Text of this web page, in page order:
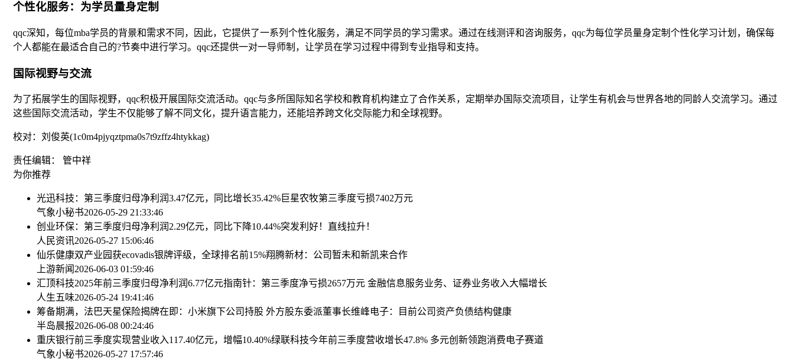
个性化服务：为学员量身定制
qqc深知，每位mba学员的背景和需求不同，因此，它提供了一系列个性化服务，满足不同学员的学习需求。通过在线测评和咨询服务，qqc为每位学员量身定制个性化学习计划，确保每
个人都能在最适合自己的?节奏中进行学习。qqc还提供一对一导师制，让学员在学习过程中得到专业指导和支持。
国际视野与交流
为了拓展学生的国际视野，qqc积极开展国际交流活动。qqc与多所国际知名学校和教育机构建立了合作关系，定期举办国际交流项目，让学生有机会与世界各地的同龄人交流学习。通过
这些国际交流活动，学生不仅能够了解不同文化，提升语言能力，还能培养跨文化交际能力和全球视野。
校对：刘俊英(1c0m4pjyqztpma0s7t9zffz4htykkag)
责任编辑： 管中祥
为你推荐
光迅科技：第三季度归母净利润3.47亿元，同比增长35.42%巨星农牧第三季度亏损7402万元
气象小秘书2026-05-29 21:33:46
创业环保：第三季度归母净利润2.29亿元，同比下降10.44%突发利好！直线拉升！
人民资讯2026-05-27 15:06:46
仙乐健康双产业园获ecovadis银牌评级，全球排名前15%翔腾新材：公司暂未和新凯来合作
上游新闻2026-06-03 01:59:46
汇顶科技2025年前三季度归母净利润6.77亿元指南针：第三季度净亏损2657万元 金融信息服务业务、证券业务收入大幅增长
人生五味2026-05-24 19:41:46
筹备期满，法巴天星保险揭牌在即：小米旗下公司持股 外方股东委派董事长维峰电子：目前公司资产负债结构健康
半岛晨报2026-06-08 00:24:46
重庆银行前三季度实现营业收入117.40亿元，增幅10.40%绿联科技今年前三季度营收增长47.8% 多元创新领跑消费电子赛道
气象小秘书2026-05-27 17:57:46